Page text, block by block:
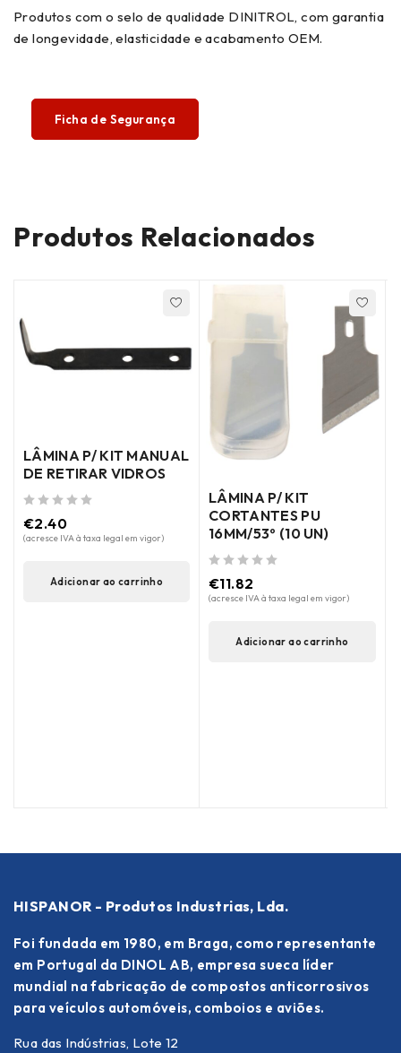
Produtos com o selo de qualidade DINITROL, com garantia
de longevidade, elasticidade e acabamento OEM.
Ficha de Segurança
Produtos Relacionados
LÂMINA P/ KIT MANUAL
DE RETIRAR VIDROS
€2.40
(acresce IVA à taxa legal em vigor)
Adicionar ao carrinho
LÂMINA P/ KIT
CORTANTES PU
16MM/53º (10 UN)
€11.82
(acresce IVA à taxa legal em vigor)
Adicionar ao carrinho
HISPANOR - Produtos Industrias, Lda.
Foi fundada em 1980, em Braga, como representante
em Portugal da DINOL AB, empresa sueca líder
mundial na fabricação de compostos anticorrosivos
para veículos automóveis, comboios e aviões.
Rua das Indústrias, Lote 12